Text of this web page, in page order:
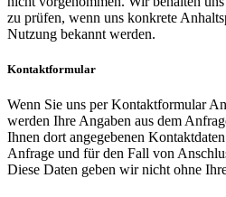
zu prüfen, wenn uns konkrete
Nutzung bekannt werden.
Kontaktformular
Wenn Sie uns per Kontaktformular
werden Ihre Angaben aus dem
Ihnen dort angegebenen
Anfrage und für den Fall von
Diese Daten geben wir nicht ohne